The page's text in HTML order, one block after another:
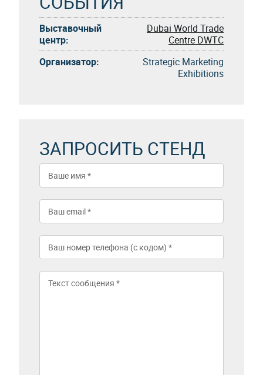
Выставочный
центр:
Dubai World Trade
Centre DWTC
Организатор:
Strategic Marketing
Exhibitions
ЗАПРОСИТЬ СТЕНД